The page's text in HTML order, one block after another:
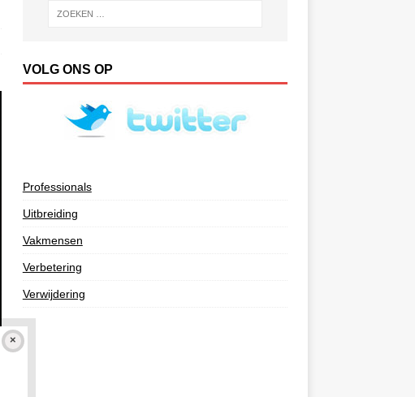
VOLG ONS OP
Professionals
Uitbreiding
Vakmensen
Verbetering
Verwijdering